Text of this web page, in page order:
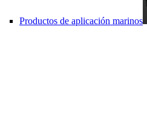
Productos de aplicación marinos